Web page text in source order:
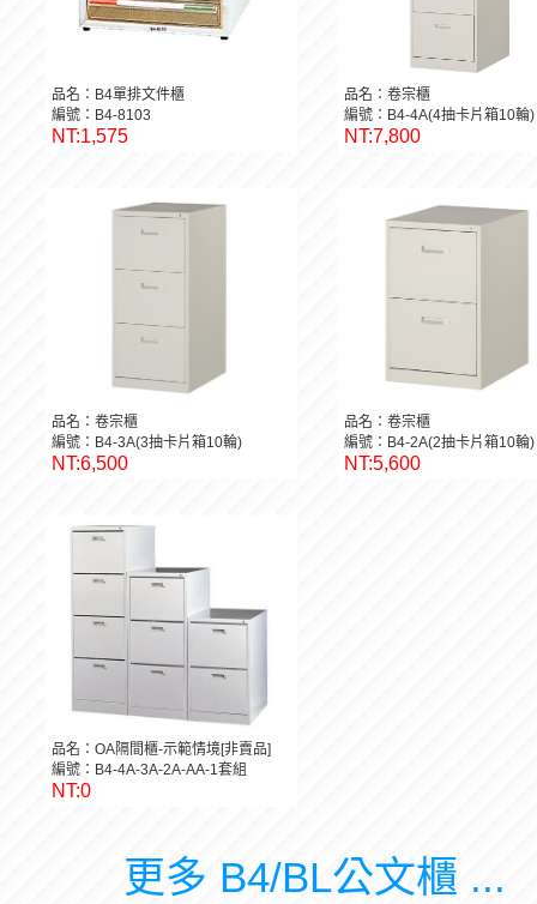
品名：B4單排文件櫃
編號：B4-8103
NT:1,575
品名：卷宗櫃
編號：B4-4A(4抽卡片箱10輪)
NT:7,800
品名：卷宗櫃
編號：B4-3A(3抽卡片箱10輪)
NT:6,500
品名：卷宗櫃
編號：B4-2A(2抽卡片箱10輪)
NT:5,600
品名：OA隔間櫃-示範情境[非賣品]
編號：B4-4A-3A-2A-AA-1套組
NT:0
更多 B4/BL公文櫃 ...